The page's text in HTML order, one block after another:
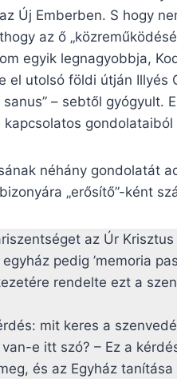
Új Emberben. S hogy
az ő
egyik legnagyobbja,
el utolsó földi útján Illyés
sanus” – sebtől
kapcsolatos gondolataiból
néhány gondolatát
„erősítő”-ként
az Úr Krisztus
pedig ’memoria
rendelte ezt a
mit keres a
e itt szó? – Ez a
és az Egyház